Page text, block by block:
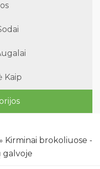
Kaip
» Kirminai brokoliuose -
galvoje